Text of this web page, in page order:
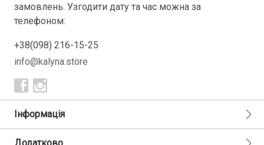
замовлень. Узгодити дату та час можна за
телефоном:
+38(098) 216-15-25
info@kalyna.store
Інформація
Додатково